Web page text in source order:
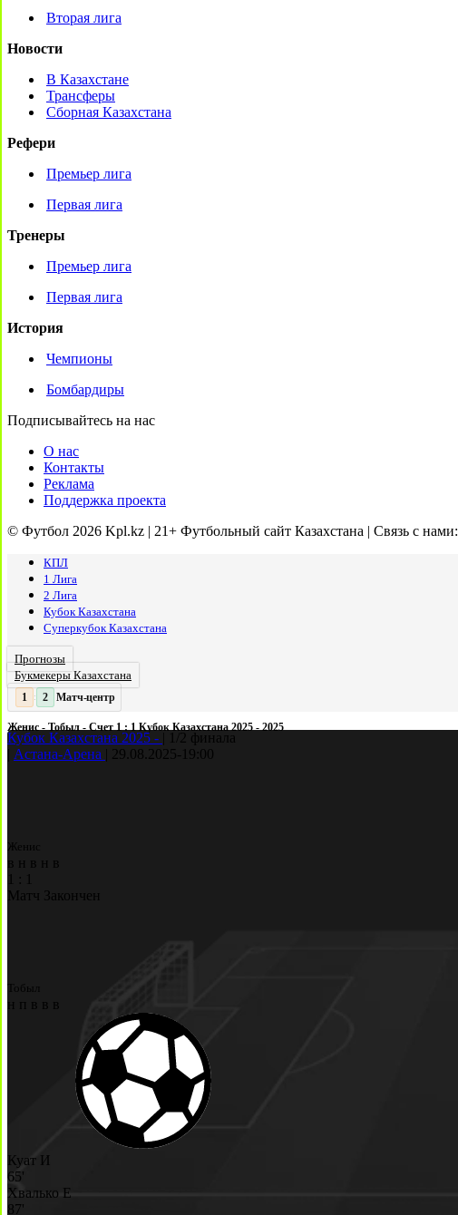
Вторая лига
Новости
В Казахстане
Трансферы
Сборная Казахстана
Рефери
Премьер лига
Первая лига
Тренеры
Премьер лига
Первая лига
История
Чемпионы
Бомбардиры
Подписывайтесь на нас
О нас
Контакты
Реклама
Поддержка проекта
© Футбол 2026 Kpl.kz | 21+ Футбольный сайт Казахстана | Связь с нами:
КПЛ
1 Лига
2 Лига
Кубок Казахстана
Суперкубок Казахстана
Прогнозы
Букмекеры Казахстана
2 : 2 Матч-центр
Женис - Тобыл - Счет 1 : 1 Кубок Казахстана 2025 - 2025
Кубок Казахстана 2025 -
1/2 финала
Астана-Арена 29.08.2025- 19:00
Женис
в н в н
в
1
1
Матч Закончен
Тобыл
н п в в в
Куат И
65'
Хвалько Е
87'